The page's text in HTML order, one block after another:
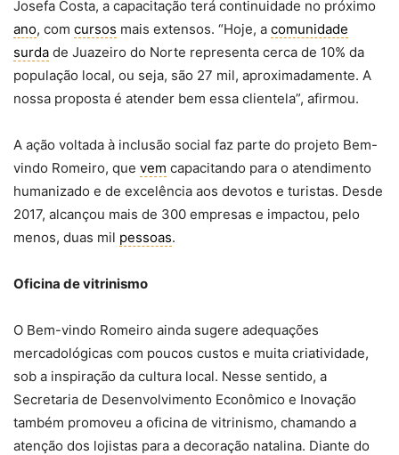
Josefa Costa, a capacitação terá continuidade no próximo
ano, com cursos mais extensos. “Hoje, a comunidade
surda de Juazeiro do Norte representa cerca de 10% da
população local, ou seja, são 27 mil, aproximadamente. A
nossa proposta é atender bem essa clientela”, afirmou.
A ação voltada à inclusão social faz parte do projeto Bem-
vindo Romeiro, que vem capacitando para o atendimento
humanizado e de excelência aos devotos e turistas. Desde
2017, alcançou mais de 300 empresas e impactou, pelo
menos, duas mil pessoas.
Oficina de vitrinismo
O Bem-vindo Romeiro ainda sugere adequações
mercadológicas com poucos custos e muita criatividade,
sob a inspiração da cultura local. Nesse sentido, a
Secretaria de Desenvolvimento Econômico e Inovação
também promoveu a oficina de vitrinismo, chamando a
atenção dos lojistas para a decoração natalina. Diante do